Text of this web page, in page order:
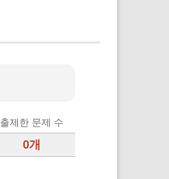
출제한 문제 수
0개